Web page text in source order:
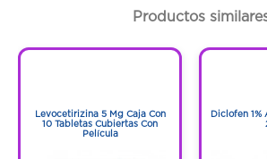
21 Tabletas
Código:1254358
Productos
Levocetirizina 5 Mg Caja Con
10 Tabletas Cubiertas Con
Película
Diclofen 1%